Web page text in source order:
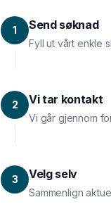
1 Send søknad
Fyll ut vårt enkle
2 Vi tar kontakt
Vi går gjennom
3 Velg selv
Sammenlign